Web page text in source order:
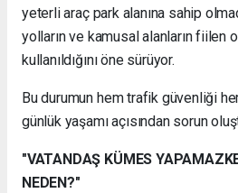
yeterli araç park alanına sahip
yolların ve kamusal alanların fiilen
kullanıldığını öne sürüyor.
Bu durumun hem trafik güvenliği
günlük yaşamı açısından sorun
"VATANDAŞ KÜMES
NEDEN?"